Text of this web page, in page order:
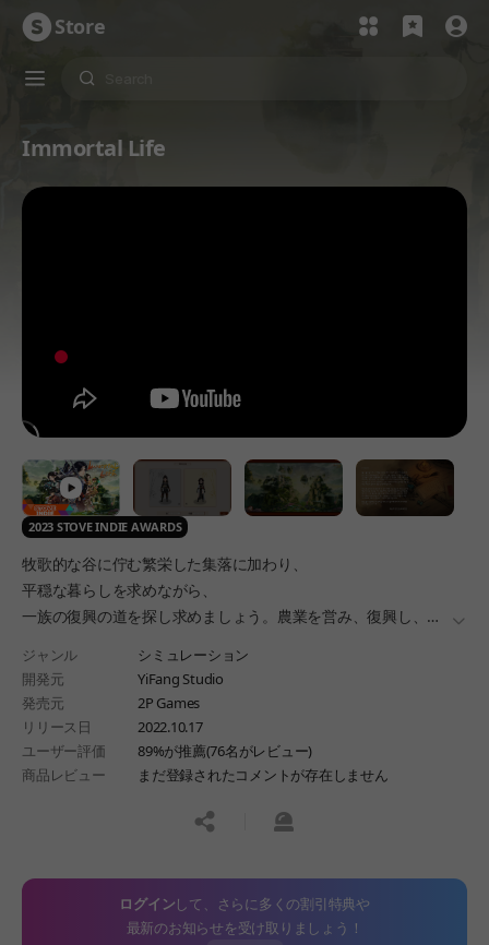
Store
Immortal Life
2023 STOVE INDIE AWARDS
牧歌的な谷に佇む繁栄した集落に加わり、
平穏な暮らしを求めながら、
一族の復興の道を探し求めましょう。農業を営み、復興し、
この地上の楽園で、
あなたは不死への道を見つけることができるでしょうか?
더
ジャンル
シミュレーション
開発元
YiFang Studio
発売元
2P Games
リリース日
2022.10.17
ユーザー評価
89%が推薦(76名がレビュー)
商品レビュー
まだ登録されたコメントが存在しません
공유하기신고하기
ログインして、さらに多くの割引特典や
最新のお知らせを受け取りましょう！